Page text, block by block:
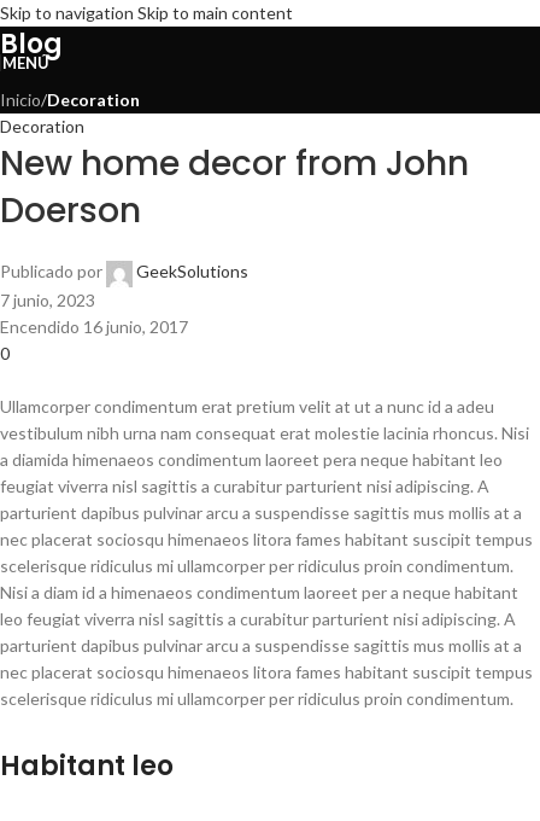
Skip to navigation Skip to main content
MENÚ
Blog
Inicio/Decoration
Decoration
New home decor from John
Doerson
Publicado por
GeekSolutions
7 junio, 2023
Encendido 16 junio, 2017
0
Ullamcorper condimentum erat pretium velit at ut a nunc id a adeu
vestibulum nibh urna nam consequat erat molestie lacinia rhoncus. Nisi
a diamida himenaeos condimentum laoreet pera neque habitant leo
feugiat viverra nisl sagittis a curabitur parturient nisi adipiscing. A
parturient dapibus pulvinar arcu a suspendisse sagittis mus mollis at a
nec placerat sociosqu himenaeos litora fames habitant suscipit tempus
scelerisque ridiculus mi ullamcorper per ridiculus proin condimentum.
Nisi a diam id a himenaeos condimentum laoreet per a neque habitant
leo feugiat viverra nisl sagittis a curabitur parturient nisi adipiscing. A
parturient dapibus pulvinar arcu a suspendisse sagittis mus mollis at a
nec placerat sociosqu himenaeos litora fames habitant suscipit tempus
scelerisque ridiculus mi ullamcorper per ridiculus proin condimentum.
Habitant leo